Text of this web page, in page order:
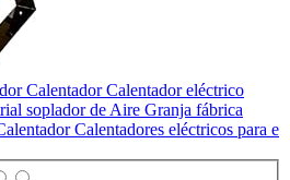
Calentador Calentador eléctrico
soplador de Aire Granja fábrica
Calentadores eléctricos para e